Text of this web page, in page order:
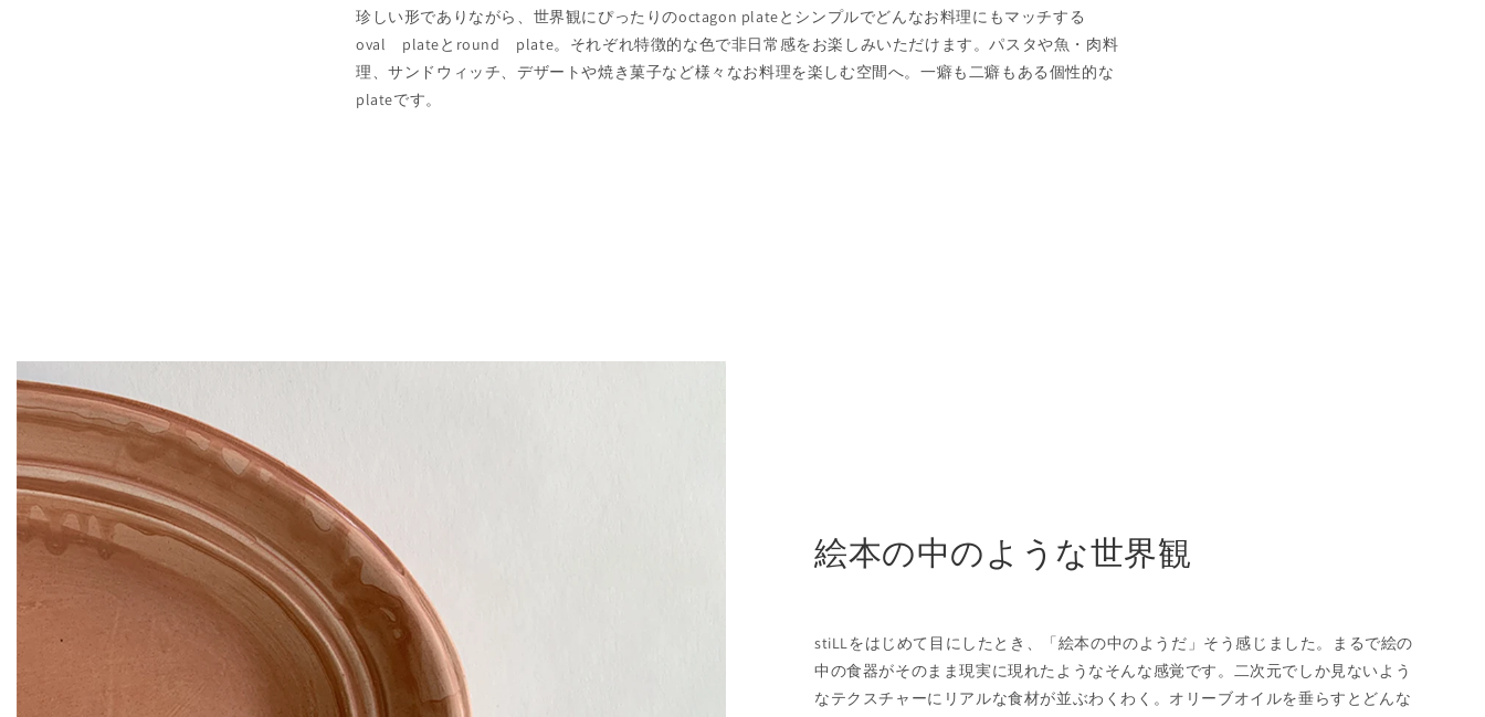
珍しい形でありながら、世界観にぴったりのoctagon plateとシンプルでどんなお料理にもマッチする
oval plateとround plate。それぞれ特徴的な色で非日常感をお楽しみいただけます。パスタや魚・肉料
理、サンドウィッチ、デザートや焼き菓子など様々なお料理を楽しむ空間へ。一癖も二癖もある個性的な
plateです。
絵本の中のような世界観
stiLLをはじめて目にしたとき、「絵本の中のようだ」そう感じました。まるで絵の
中の食器がそのまま現実に現れたようなそんな感覚です。二次元でしか見ないよう
なテクスチャーにリアルな食材が並ぶわくわく。オリーブオイルを垂らすとどんな